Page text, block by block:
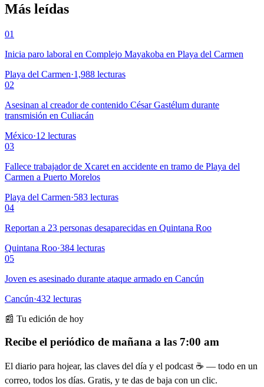
Más leídas
01
Inicia paro laboral en Complejo Mayakoba en Playa del Carmen
Playa del Carmen·1,988 lecturas
02
Asesinan al creador de contenido César Gastélum durante
transmisión en Culiacán
México·12 lecturas
03
Fallece trabajador de Xcaret en accidente en tramo de Playa del
Carmen a Puerto Morelos
Playa del Carmen·583 lecturas
04
Reportan a 23 personas desaparecidas en Quintana Roo
Quintana Roo·384 lecturas
05
Joven es asesinado durante ataque armado en Cancún
Cancún·432 lecturas
📰 Tu edición de hoy
Recibe el periódico de mañana a las 7:00 am
El diario para hojear, las claves del día y el podcast ☕ — todo en un
correo, todos los días. Gratis, y te das de baja con un clic.